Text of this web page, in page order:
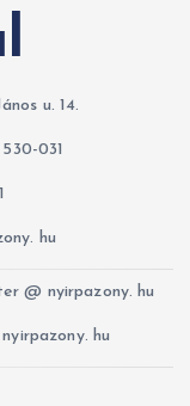
u. 14.
031
hu
@ nyirpazony. hu
hu